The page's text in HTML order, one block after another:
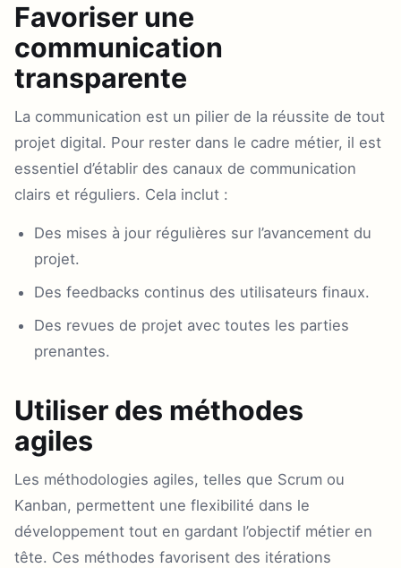
Favoriser une
communication
transparente
La communication est un pilier de la réussite de tout
projet digital. Pour rester dans le cadre métier, il est
essentiel d’établir des canaux de communication
clairs et réguliers. Cela inclut :
Des mises à jour régulières sur l’avancement du
projet.
Des feedbacks continus des utilisateurs finaux.
Des revues de projet avec toutes les parties
prenantes.
Utiliser des méthodes
agiles
Les méthodologies agiles, telles que Scrum ou
Kanban, permettent une flexibilité dans le
développement tout en gardant l’objectif métier en
tête. Ces méthodes favorisent des itérations